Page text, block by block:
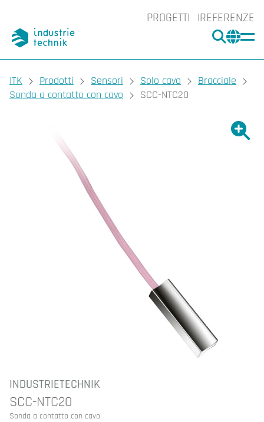
PROGETTI REFERENZE
CERCA
You are here:
ITK Prodotti Sensori Solo cavo
Bracciale
Sonda a contatto con cavo
SCC-NTC20
INDUSTRIETECHNIK
SCC-NTC20
Sonda a contatto con cavo